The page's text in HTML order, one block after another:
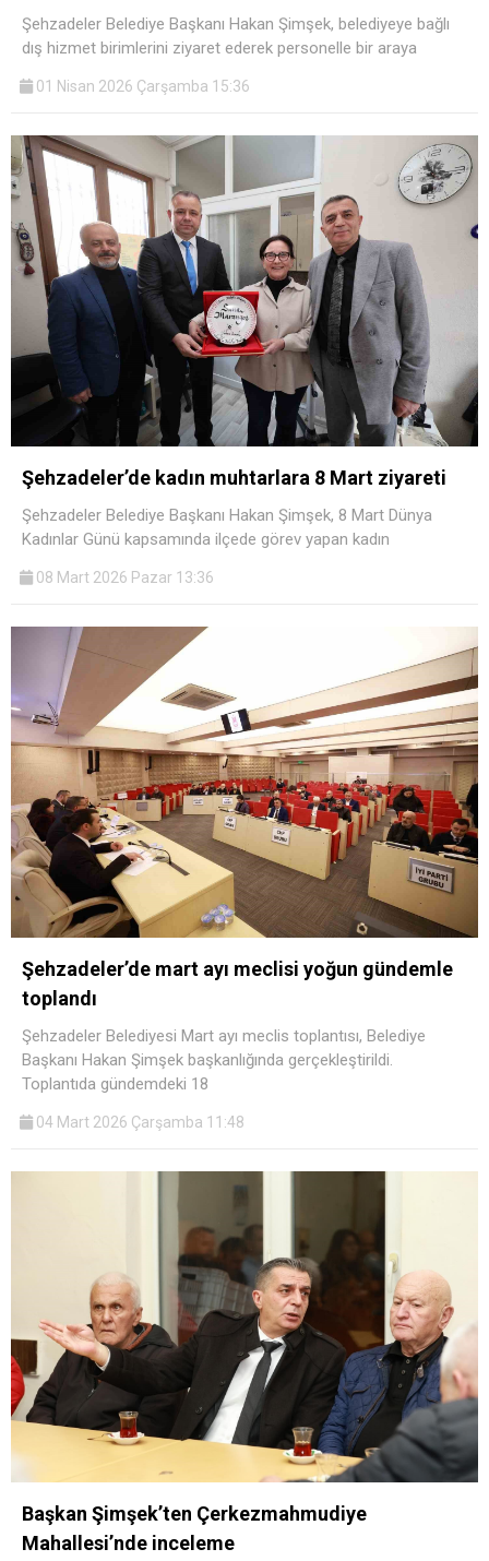
Şehzadeler Belediye Başkanı Hakan Şimşek, belediyeye bağlı
dış hizmet birimlerini ziyaret ederek personelle bir araya
01 Nisan 2026 Çarşamba 15:36
Şehzadeler’de kadın muhtarlara 8 Mart ziyareti
Şehzadeler Belediye Başkanı Hakan Şimşek, 8 Mart Dünya
Kadınlar Günü kapsamında ilçede görev yapan kadın
08 Mart 2026 Pazar 13:36
Şehzadeler’de mart ayı meclisi yoğun gündemle
toplandı
Şehzadeler Belediyesi Mart ayı meclis toplantısı, Belediye
Başkanı Hakan Şimşek başkanlığında gerçekleştirildi.
Toplantıda gündemdeki 18
04 Mart 2026 Çarşamba 11:48
Başkan Şimşek’ten Çerkezmahmudiye
Mahallesi’nde inceleme